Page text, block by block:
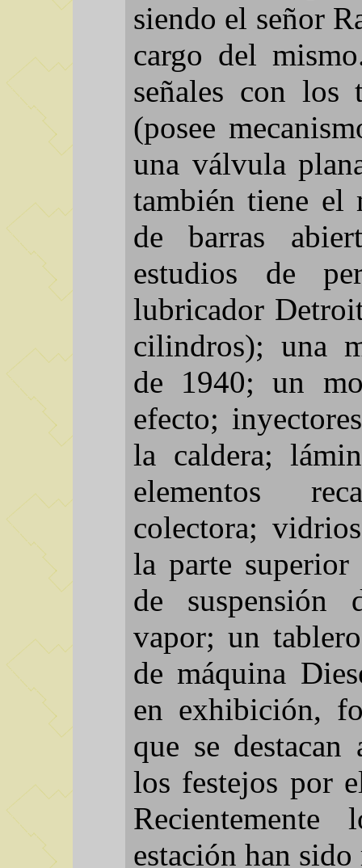
siendo el señor
cargo del
señales con los
(posee
una válvula
también tiene el
de barras
estudios de
lubricador
cilindros); una
de 1940; un
efecto;
la caldera;
elementos
colectora;
la parte superior
de suspensión
vapor; un
de máquina
en exhibición,
que se destacan
los festejos por
estación han